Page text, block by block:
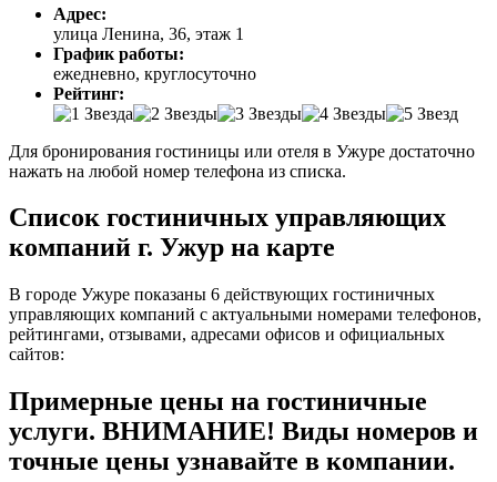
Адрес:
улица Ленина, 36, этаж 1
График работы:
ежедневно, круглосуточно
Рейтинг:
Для бронирования гостиницы или отеля в Ужуре достаточно
нажать на любой номер телефона из списка.
Список гостиничных управляющих
компаний г. Ужур на карте
В городе Ужуре показаны 6 действующих гостиничных
управляющих компаний с актуальными номерами телефонов,
рейтингами, отзывами, адресами офисов и официальных
сайтов:
Примерные цены на гостиничные
услуги. ВНИМАНИЕ! Виды номеров и
точные цены узнавайте в компании.